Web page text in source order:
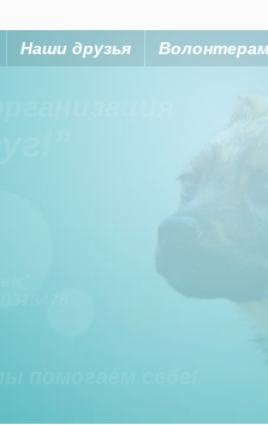
Наши друзья Волонтерам
мы